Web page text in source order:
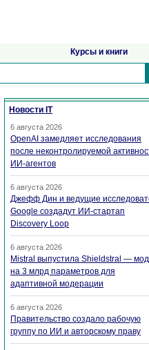
Курсы и книги
Новости IT
6 августа 2026
OpenAI замедляет исследования
после неконтролируемой
ИИ-агентов
6 августа 2026
Джефф Дин и ведущие
Google создадут ИИ-стартап
Discovery Loop
6 августа 2026
Mistral выпустила Shieldstral —
на 3 млрд параметров для
адаптивной модерации
6 августа 2026
Правительство создало рабочую
группу по ИИ и авторскому праву